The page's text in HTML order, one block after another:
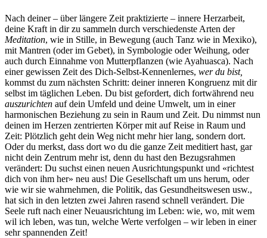
Nach deiner – über längere Zeit praktizierte – innere Herzarbeit,
deine Kraft in dir zu sammeln durch verschiedenste Arten der
Meditation, wie in Stille, in Bewegung (auch Tanz wie in Mexiko),
mit Mantren (oder im Gebet), in Symbologie oder Weihung, oder
auch durch Einnahme von Mutterpflanzen (wie Ayahuasca). Nach
einer gewissen Zeit des Dich-Selbst-Kennenlernes, wer du bist,
kommst du zum nächsten Schritt: deiner inneren Kongruenz mit dir
selbst im täglichen Leben. Du bist gefordert, dich fortwährend neu
auszurichten auf dein Umfeld und deine Umwelt, um in einer
harmonischen Beziehung zu sein in Raum und Zeit. Du nimmst nun
deinen im Herzen zentrierten Körper mit auf Reise in Raum und
Zeit: Plötzlich geht dein Weg nicht mehr hier lang, sondern dort.
Oder du merkst, dass dort wo du die ganze Zeit meditiert hast, gar
nicht dein Zentrum mehr ist, denn du hast den Bezugsrahmen
verändert: Du suchst einen neuen Ausrichtungspunkt und «richtest
dich von ihm her» neu aus! Die Gesellschaft um uns herum, oder
wie wir sie wahrnehmen, die Politik, das Gesundheitswesen usw.,
hat sich in den letzten zwei Jahren rasend schnell verändert. Die
Seele ruft nach einer Neuausrichtung im Leben: wie, wo, mit wem
wil ich leben, was tun, welche Werte verfolgen – wir leben in einer
sehr spannenden Zeit!